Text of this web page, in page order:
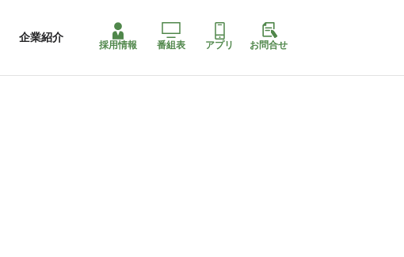
企業紹介
採用情報 番組表 アプリ お問合せ